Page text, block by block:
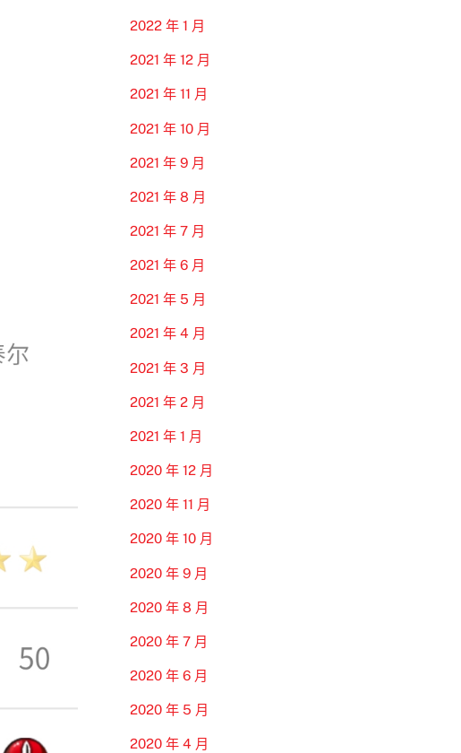
2022 年 1 月
2021 年 12 月
2021 年 11 月
2021 年 10 月
2021 年 9 月
2021 年 8 月
2021 年 7 月
2021 年 6 月
2021 年 5 月
2021 年 4 月
2021 年 3 月
2021 年 2 月
2021 年 1 月
2020 年 12 月
2020 年 11 月
2020 年 10 月
2020 年 9 月
2020 年 8 月
2020 年 7 月
2020 年 6 月
2020 年 5 月
2020 年 4 月